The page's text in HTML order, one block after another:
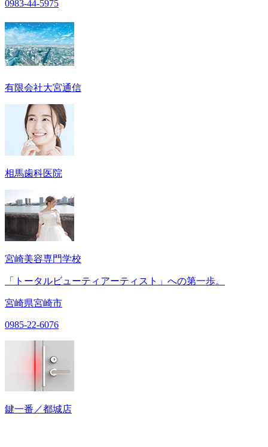
0983-44-5975
有限会社大宮通信
相馬歯科医院
宮崎美容専門学校
「トータルビューティアーティスト」への第一歩。
宮崎県宮崎市
0985-22-6076
鍵一番／都城店